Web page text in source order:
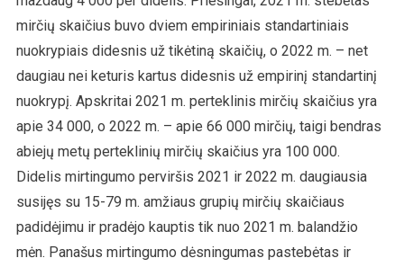
mirčių skaičius buvo dviem empiriniais standartiniais
nuokrypiais didesnis už tikėtiną skaičių, o 2022 m. – net
daugiau nei keturis kartus didesnis už empirinį standartinį
nuokrypį. Apskritai 2021 m. perteklinis mirčių skaičius yra
apie 34 000, o 2022 m. – apie 66 000 mirčių, taigi bendras
abiejų metų perteklinių mirčių skaičius yra 100 000.
Didelis mirtingumo perviršis 2021 ir 2022 m. daugiausia
susijęs su 15-79 m. amžiaus grupių mirčių skaičiaus
padidėjimu ir pradėjo kauptis tik nuo 2021 m. balandžio
mėn. Panašus mirtingumo dėsningumas pastebėtas ir